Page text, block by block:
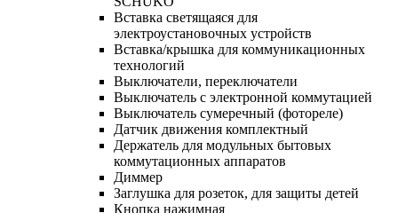
Вставка светящаяся для
электроустановочных устройств
Вставка/крышка для коммуникационных
технологий
Выключатели, переключатели
Выключатель с электронной коммутацией
Выключатель сумеречный (фотореле)
Датчик движения комплектный
Держатель для модульных бытовых
коммутационных аппаратов
Диммер
Заглушка для розеток, для защиты детей
Кнопка нажимная